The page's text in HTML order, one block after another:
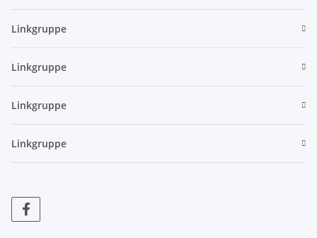
Linkgruppe
Linkgruppe
Linkgruppe
Linkgruppe